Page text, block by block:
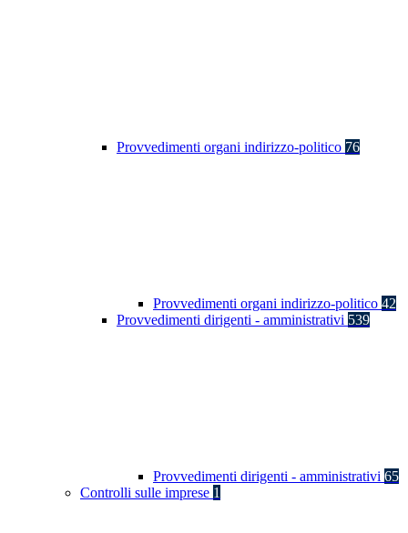
Provvedimenti organi indirizzo-politico 76
Provvedimenti organi indirizzo-politico 42
Provvedimenti dirigenti - amministrativi 539
Provvedimenti dirigenti - amministrativi 65
Controlli sulle imprese 1